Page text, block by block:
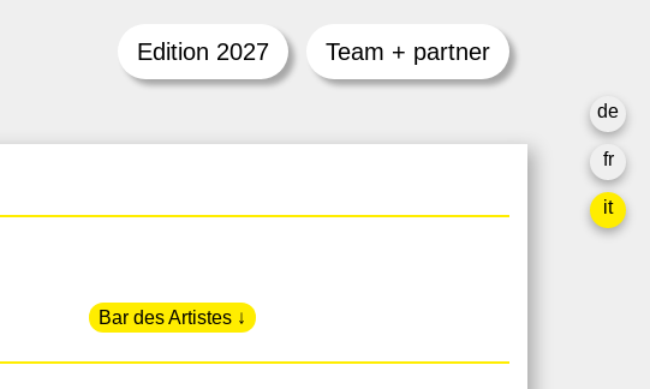
de
fr
it
Edition 2027 Team + partner
Bar des Artistes ↓